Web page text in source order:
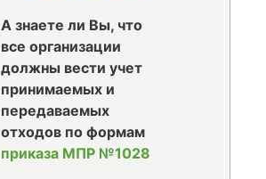
А знаете ли Вы, что
все организации
должны вести учет
принимаемых и
передаваемых
отходов по формам
приказа МПР №1028